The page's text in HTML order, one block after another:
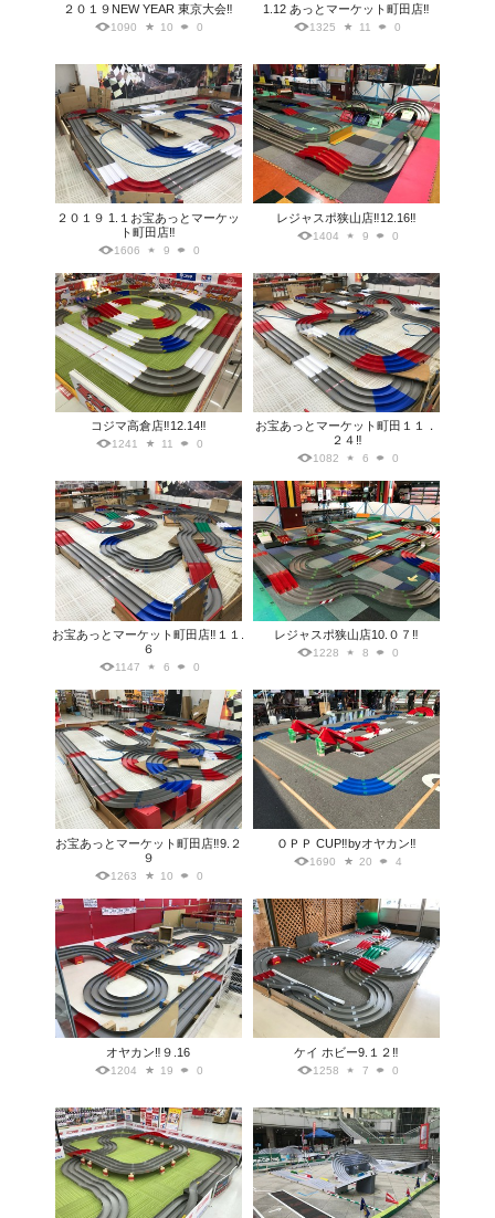
２０１９NEW YEAR 東京大会‼️
1090 10 0
1.12 あっとマーケット町田店‼️
1325 11 0
２０１９ 1.１お宝あっとマーケッ
ト町田店‼️
1606 9 0
レジャスポ狭山店‼️12.16‼️
1404 9 0
コジマ高倉店‼️12.14‼️
1241 11 0
お宝あっとマーケット町田１１．
２４‼️
1082 6 0
お宝あっとマーケット町田店‼️１１.
６
1147 6 0
レジャスポ狭山店10.０７‼️
1228 8 0
お宝あっとマーケット町田店‼️9.２
９
1263 10 0
ＯＰＰ CUP‼️byオヤカン‼️
1690 20 4
オヤカン‼️９.16
1204 19 0
ケイ ホビー9.１２‼️
1258 7 0